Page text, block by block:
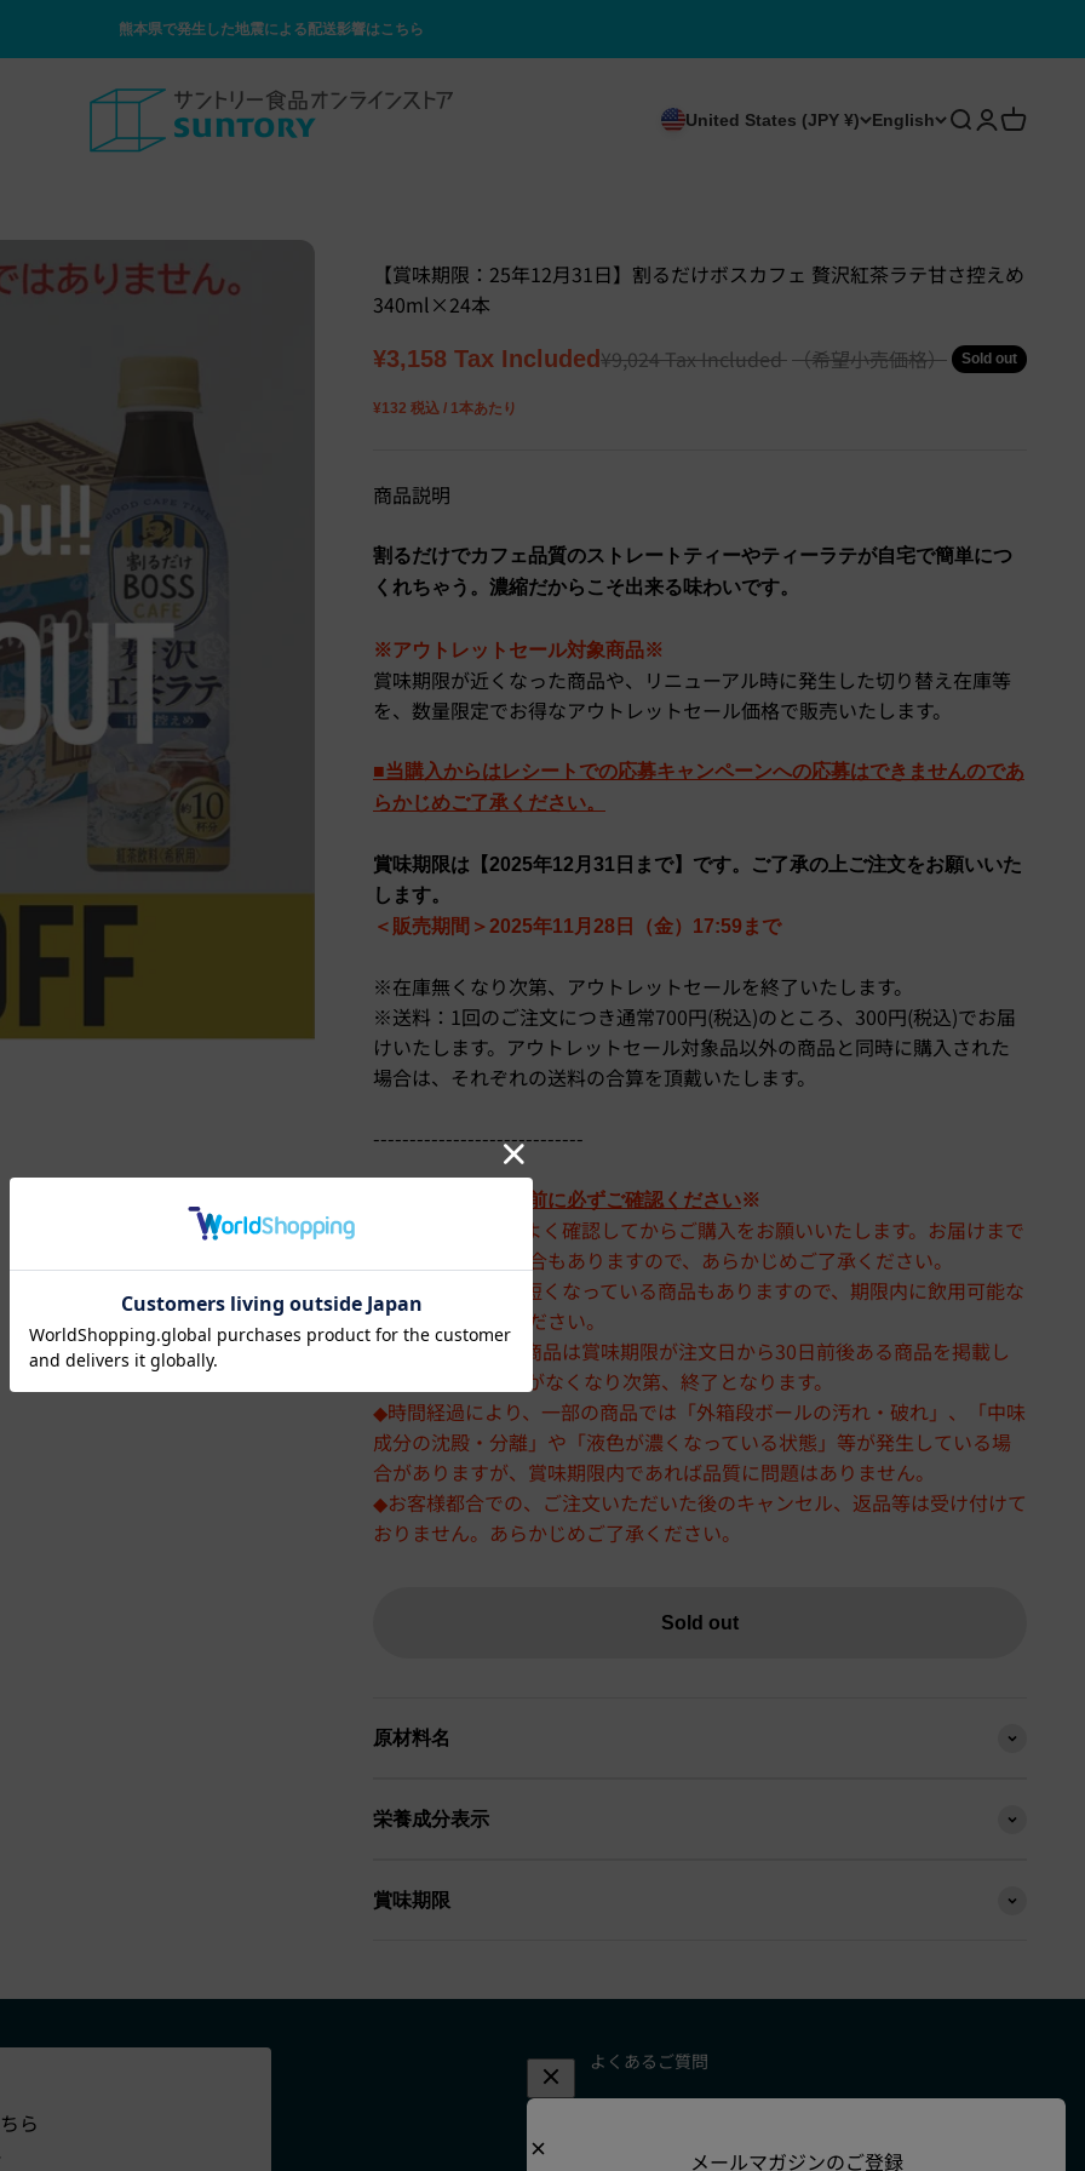
熊本県で発生した地震による配送影響はこちら
サントリー食品オンラインストア
United States (JPY ¥) English Open search
OpenOpen
【賞味期限：25年12月31日】割るだけボスカフェ 贅沢紅茶ラテ甘さ控えめ
340ml×24本
Sale price
¥3,158 Tax IncludedRegular price
¥9,024Tax Included （希望小売価格） Sold out
¥132 税込 / 1本あたり
商品説明
割るだけでカフェ品質のストレートティーやティーラテが自宅で簡単につ
くれちゃう。濃縮だからこそ出来る味わいです。
※アウトレットセール対象商品※
賞味期限が近くなった商品や、リニューアル時に発生した切り替え在庫等
を、数量限定でお得なアウトレットセール価格で販売いたします。
■当購入からはレシートでの応募キャンペーンへの応募はできませんのであ
らかじめご了承ください。
賞味期限は【2025年12月31日まで】です。ご了承の上ご注文をお願いいた
します。
＜販売期間＞2025年11月28日（金）17:59まで
※在庫無くなり次第、アウトレットセールを終了いたします。
※送料：1回のご注文につき通常700円(税込)のところ、300円(税込)でお届
けいたします。アウトレットセール対象品以外の商品と同時に購入された
場合は、それぞれの送料の合算を頂戴いたします。
-----------------------------
改めて、ご購入前に必ずご確認ください※
◆「賞味期限」をよく確認してからご購入をお願いいたします。お届けまで
に時間がかかる場合もありますので、あらかじめご了承ください。
◆賞味期限が大変短くなっている商品もありますので、期限内に飲用可能な
量をお買い求めください。
◆賞味期限が短い商品は賞味期限が注文日から30日前後ある商品を掲載し
ております。在庫がなくなり次第、終了となります。
◆時間経過により、一部の商品では「外箱段ボールの汚れ・破れ」、「中味
成分の沈殿・分離」や「液色が濃くなっている状態」等が発生している場
合がありますが、賞味期限内であれば品質に問題はありません。
◆お客様都合での、ご注文いただいた後のキャンセル、返品等は受け付けて
おりません。あらかじめご了承ください。
Sold out
原材料名
栄養成分表示
賞味期限
メールマガジンのご登録
ら
よくあるご質問